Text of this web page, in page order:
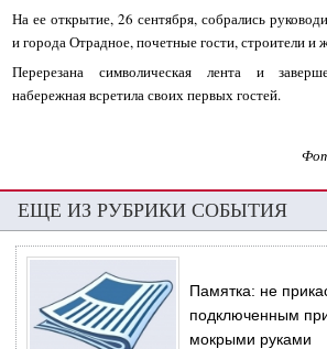
На ее открытие, 26 сентября, собрались
и города Отрадное, почетные гости, строители и
Перерезана символическая лента и
набережная всретила своих первых гостей.
ЕЩЕ ИЗ РУБРИКИ СОБЫТИЯ
Памятка: не
подключенным
мокрыми руками